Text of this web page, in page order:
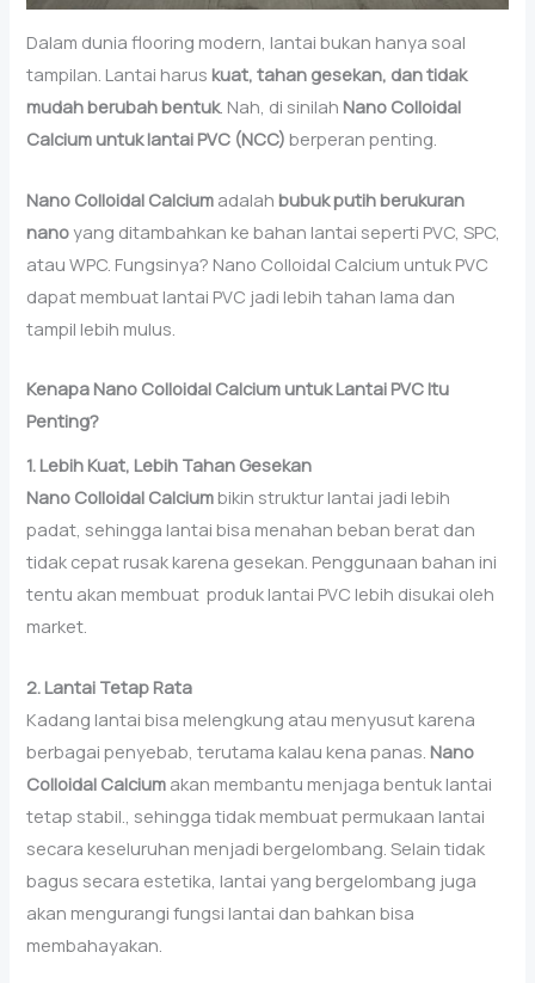
Dalam dunia flooring modern, lantai bukan hanya soal
tampilan. Lantai harus kuat, tahan gesekan, dan tidak
mudah berubah bentuk. Nah, di sinilah Nano Colloidal
Calcium untuk lantai PVC (NCC) berperan penting.
Nano Colloidal Calcium adalahbubuk putih berukuran
nanoyang ditambahkan ke bahan lantai seperti PVC, SPC,
atau WPC. Fungsinya? Nano Colloidal Calcium untuk PVC
dapat membuat lantai PVC jadi lebih tahan lama dan
tampil lebih mulus.
Kenapa Nano Colloidal Calcium untuk Lantai PVC Itu
Penting?
1. Lebih Kuat, Lebih Tahan Gesekan
Nano Colloidal Calciumbikin struktur lantai jadi lebih
padat, sehingga lantai bisa menahan beban berat dan
tidak cepat rusak karena gesekan. Penggunaan bahan ini
tentu akan membuat produk lantai PVC lebih disukai oleh
market.
2. Lantai Tetap Rata
Kadang lantai bisa melengkung atau menyusut karena
berbagai penyebab, terutama kalau kena panas. Nano
Colloidal Calcium akan membantu menjaga bentuk lantai
tetap stabil., sehingga tidak membuat permukaan lantai
secara keseluruhan menjadi bergelombang. Selain tidak
bagus secara estetika, lantai yang bergelombang juga
akan mengurangi fungsi lantai dan bahkan bisa
membahayakan.